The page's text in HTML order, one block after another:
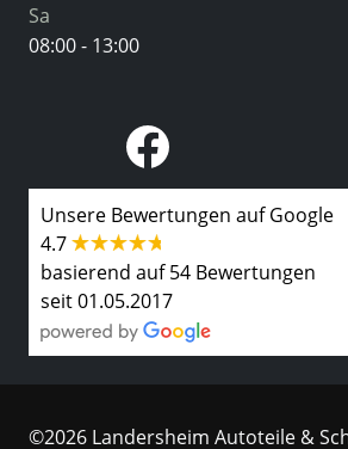
Sa
08:00 - 13:00
Unsere Bewertungen auf Google
4.7
basierend auf 54 Bewertungen
seit 01.05.2017
©2026 Landersheim Autoteile &